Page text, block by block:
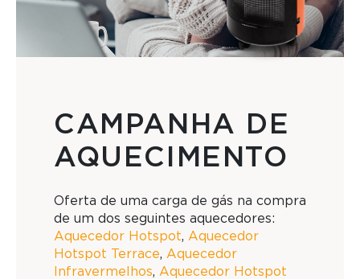
CAMPANHA DE
AQUECIMENTO
Oferta de uma carga de gás na compra
de um dos seguintes aquecedores:
Aquecedor Hotspot, Aquecedor
Hotspot Terrace, Aquecedor
Infravermelhos, Aquecedor Hotspot